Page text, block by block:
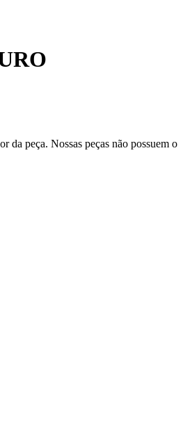
da peça. Nossas peças não possuem o